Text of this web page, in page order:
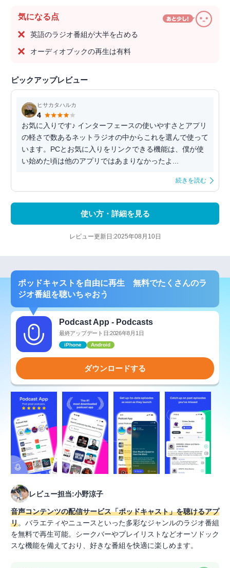
気になる点
英語のラジオ番組が大半を占める
オーディオブックの再生は有料
ピックアップレビュー
ヒサカタハルカ
4
お気に入りです♪ インターフェースの使いやすさとアプリ
の軽さで数あるネットラジオの中からこれを選んで使って
います。PCとお気に入りをリンクできる機能は、僕が使
い始めた頃は他のアプリではあまりなかったよ...
続きを読む
使い方・詳細を見る
レビュー更新日:2025年08月10日
ポッドキャストを自由に再生 無料でたくさんのラ
ジオ番組を聴いちゃおう
Podcast App - Podcasts
最終アップデート日:2026年8月1日
iPhone Android
ダウンロードする
レビュー担当:小野涼子
音声コンテンツの配信サービス「ポッドキャスト」を聴けるアプ
リ。バラエティやニュースといった多彩なジャンルのラジオ番組
を無料で再生可能。シークバーやプレイリストなどオーソドック
スな機能を備えており、好きな番組を快適に楽しめます。